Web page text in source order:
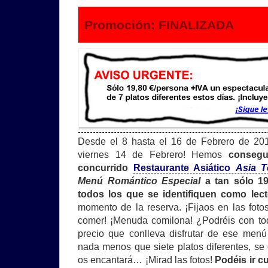
Promoción: FINALIZADA
Desde el 8 hasta el 16 de Febrero de
viernes 14 de Febrero! Hemos
concurrido
Restaurante Asiático Asia
Menú Romántico Especiala tan sólo
todos los que se identifiquen como
momento de la reserva. ¡Fijaos en las
comer! ¡Menuda comilona! ¿Podréis con
precio que conlleva disfrutar de ese
nada menos que siete platos diferentes,
os encantará… ¡Mirad las fotos! Podéis ir